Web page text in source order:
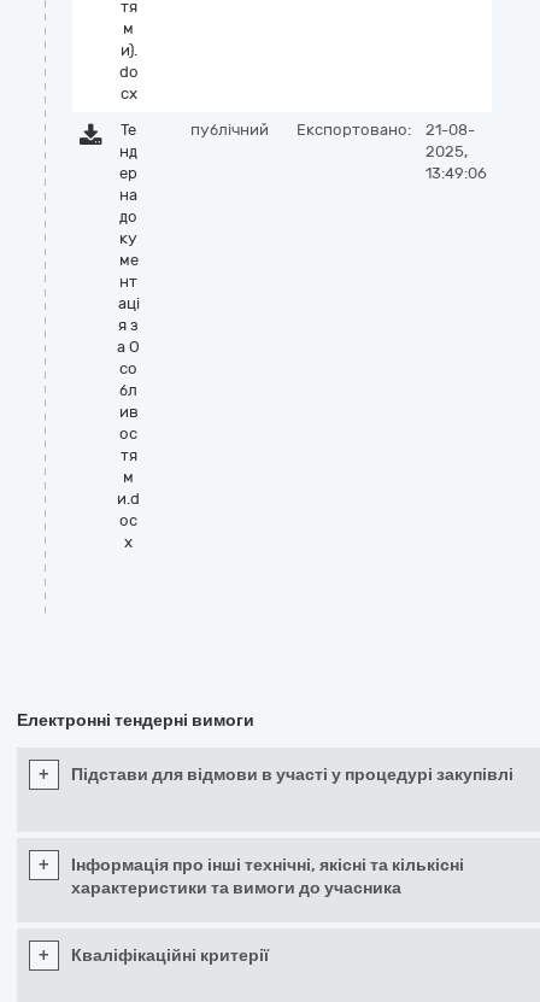
тя
м
и).
do
cx
Те
нд
ер
на
до
ку
ме
нт
аці
я з
а О
со
бл
ив
ос
тя
м
и.d
oc
x
публічний Експортовано:
21-08-
2025,
13:49:06
Електронні тендерні вимоги
+ Підстави для відмови в участі у процедурі закупівлі
+
Інформація про інші технічні, якісні та кількісні
характеристики та вимоги до учасника
+ Кваліфікаційні критерії